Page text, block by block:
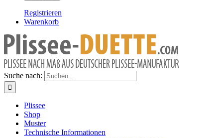
Registrieren
Warenkorb
Suche nach:
Plissee
Shop
Muster
Technische Informationen